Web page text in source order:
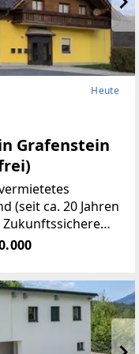
Heute
Grafenstein
und